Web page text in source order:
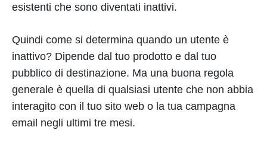
esistenti che sono diventati inattivi.
Quindi come si determina quando un utente è
inattivo? Dipende dal tuo prodotto e dal tuo
pubblico di destinazione. Ma una buona regola
generale è quella di qualsiasi utente che non abbia
interagito con il tuo sito web o la tua campagna
email negli ultimi tre mesi.